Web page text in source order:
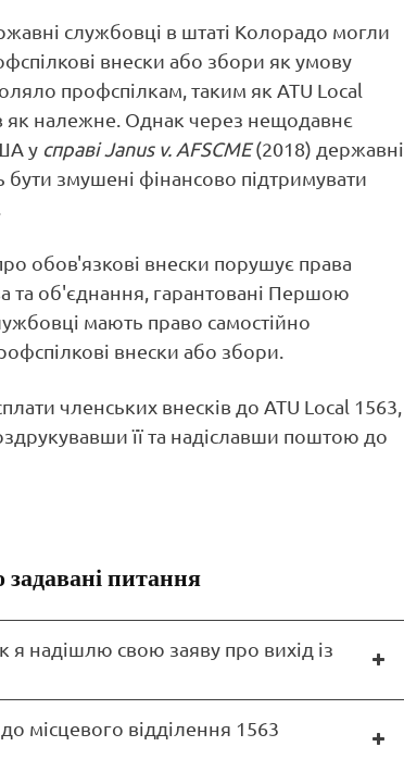
службовці в штаті Колорадо могли
внески або збори як умову
профспілкам, таким як ATU Local
як належне. Однак через нещодавнє
у справі Janus v. AFSCME(2018) державні
змушені фінансово підтримувати
обов'язкові внески порушує права
та об'єднання, гарантовані Першою
мають право самостійно
внески або збори.
членських внесків до ATU Local 1563,
її та надіславши поштою до
задавані питання
я надішлю свою заяву про вихід із
місцевого відділення 1563